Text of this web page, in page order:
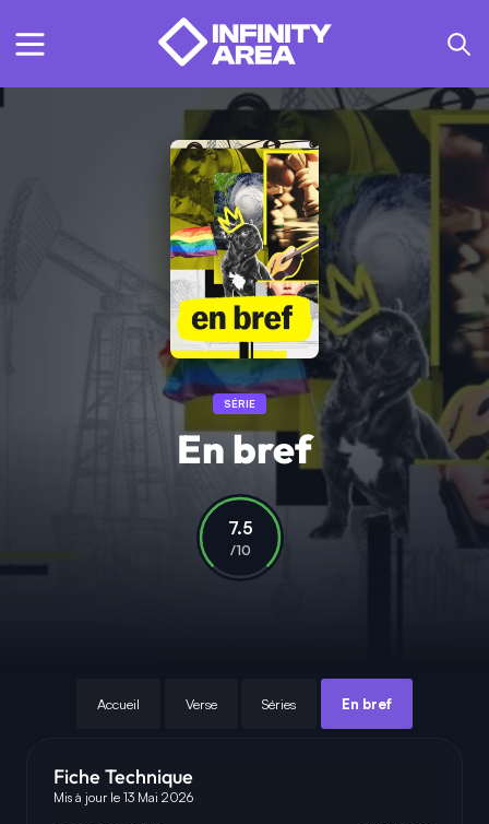
SÉRIE
En bref
7.5
/10
Accueil Verse Séries En bref
Fiche Technique
Mis à jour le 13 Mai 2026